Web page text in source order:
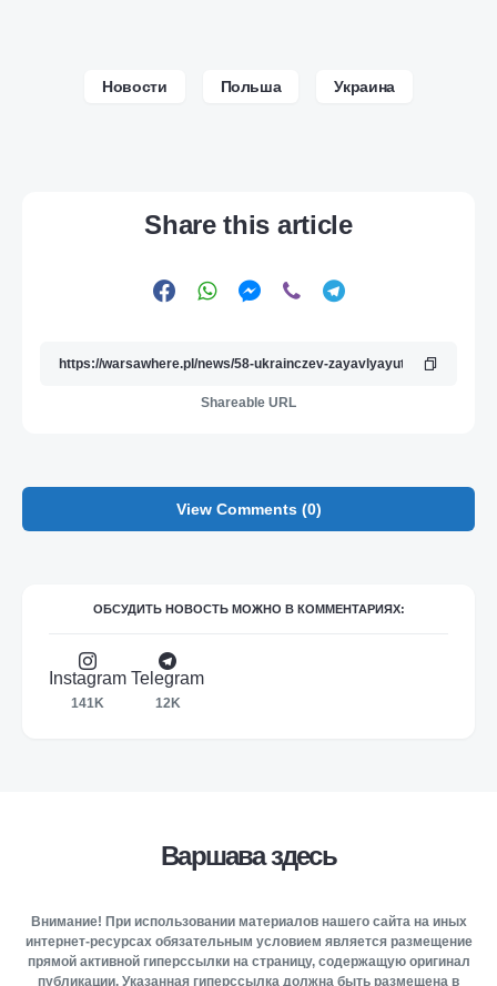
Новости Польша Украина
Share this article
Shareable URL
View Comments (0)
ОБСУДИТЬ НОВОСТЬ МОЖНО В КОММЕНТАРИЯХ:
Instagram
141K
Telegram
12K
Варшава здесь
Внимание! При использовании материалов нашего сайта на иных
интернет-ресурсах обязательным условием является размещение
прямой активной гиперссылки на страницу, содержащую оригинал
публикации. Указанная гиперссылка должна быть размещена в